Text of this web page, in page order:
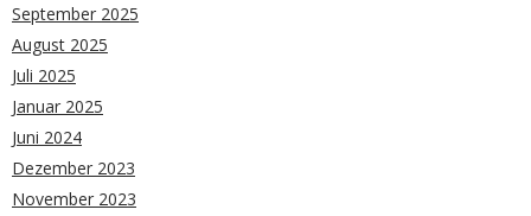
September 2025
August 2025
Juli 2025
Januar 2025
Juni 2024
Dezember 2023
November 2023